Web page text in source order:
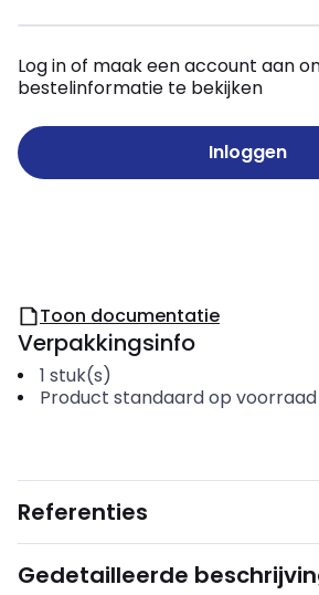
Log in of maak een account aan
bestelinformatie te bekijken
Inloggen
Toon documentatie
Verpakkingsinfo
1 stuk(s)
Product standaard op voorraad
Referenties
Gedetailleerde